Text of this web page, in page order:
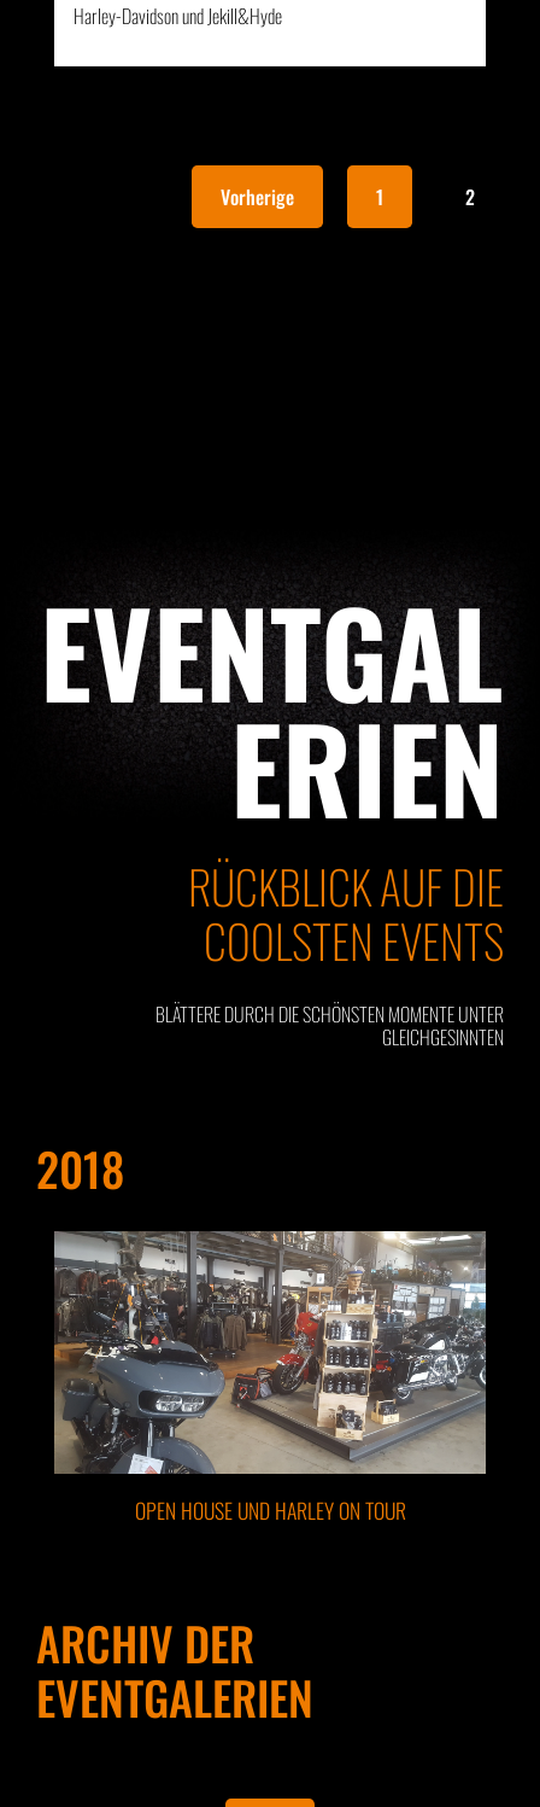
Harley-Davidson und Jekill&Hyde
Vorherige 1 2
EVENTGAL
ERIEN
RÜCKBLICK AUF DIE
COOLSTEN EVENTS
BLÄTTERE DURCH DIE SCHÖNSTEN MOMENTE UNTER
GLEICHGESINNTEN
2018
OPEN HOUSE UND HARLEY ON TOUR
ARCHIV DER
EVENTGALERIEN